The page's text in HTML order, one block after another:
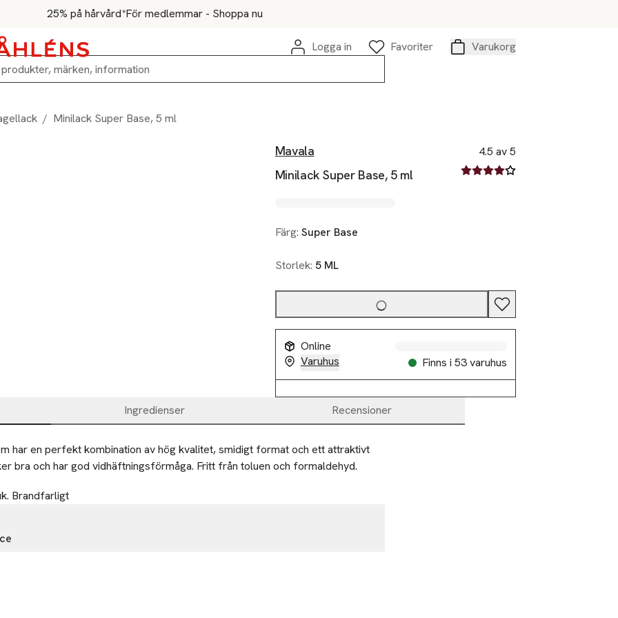
25% på hårvård*För medlemmar - Shoppa nu
Logga in
Favoriter
Varukorg
/ Minilack Super Base, 5 ml
Mavala
Minilack Super Base, 5 ml
4.5 av 5
4.5 av fem stjärnor
Färg: Super Base
Storlek: 5 ML
Online
Varuhus
Finns i 53 varuhus
Ingredienser Recensioner
har en perfekt kombination av hög kvalitet, smidigt format och ett attraktivt
bra och har god vidhäftningsförmåga. Fritt från toluen och formaldehyd.
Brandfarligt